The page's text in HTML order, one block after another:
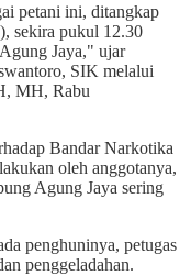
petani ini, ditangkap
sekira pukul 12.30
Jaya," ujar
SIK melalui
MH, Rabu
Bandar Narkotika
oleh anggotanya,
Agung Jaya sering
penghuninya, petugas
penggeladahan.